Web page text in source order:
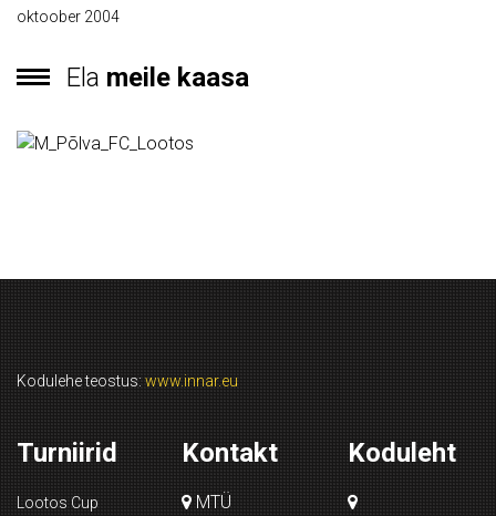
oktoober 2004
Ela meile kaasa
Kodulehe teostus: www.innar.eu
Turniirid
Lootos Cup
Kontakt
MTÜ
Koduleht